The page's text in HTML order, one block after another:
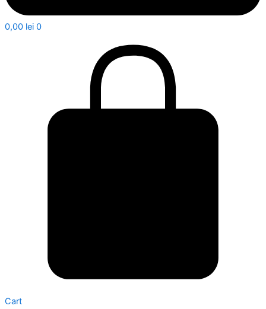
0,00 lei 0
Cart